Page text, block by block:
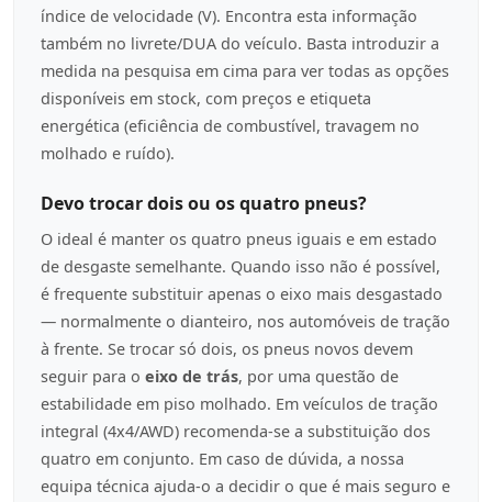
índice de velocidade (V). Encontra esta informação
também no livrete/DUA do veículo. Basta introduzir a
medida na pesquisa em cima para ver todas as opções
disponíveis em stock, com preços e etiqueta
energética (eficiência de combustível, travagem no
molhado e ruído).
Devo trocar dois ou os quatro pneus?
O ideal é manter os quatro pneus iguais e em estado
de desgaste semelhante. Quando isso não é possível,
é frequente substituir apenas o eixo mais desgastado
— normalmente o dianteiro, nos automóveis de tração
à frente. Se trocar só dois, os pneus novos devem
seguir para o eixo de trás, por uma questão de
estabilidade em piso molhado. Em veículos de tração
integral (4x4/AWD) recomenda-se a substituição dos
quatro em conjunto. Em caso de dúvida, a nossa
equipa técnica ajuda-o a decidir o que é mais seguro e